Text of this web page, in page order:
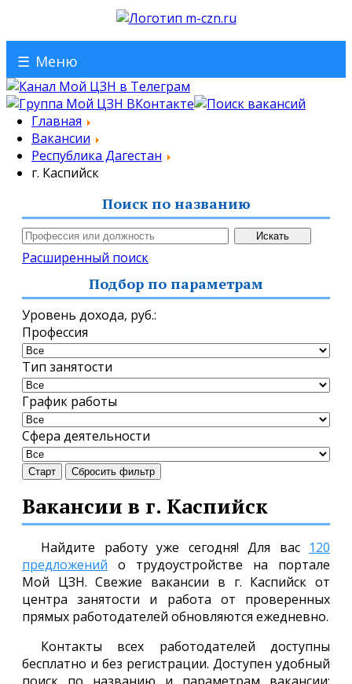
☰ Меню
Главная
Вакансии
Республика Дагестан
г. Каспийск
Поиск по названию
Расширенный поиск
Подбор по параметрам
Уровень дохода, руб.:
Профессия
Тип занятости
График работы
Сфера деятельности
Старт Сбросить фильтр
Вакансии в г. Каспийск
Найдите работу уже сегодня! Для вас 120
предложений о трудоустройстве на портале
Мой ЦЗН. Свежие вакансии в г. Каспийск от
центра занятости и работа от проверенных
прямых работодателей обновляются ежедневно.
Контакты всех работодателей доступны
бесплатно и без регистрации. Доступен удобный